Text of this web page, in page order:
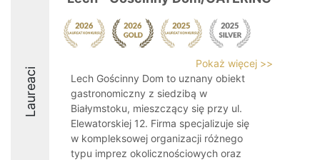
Laureaci
Pokaż więcej >>
Lech Gościnny Dom to uznany obiekt
gastronomiczny z siedzibą w
Białymstoku, mieszczący się przy ul.
Elewatorskiej 12. Firma specjalizuje się
w kompleksowej organizacji różnego
typu imprez okolicznościowych oraz